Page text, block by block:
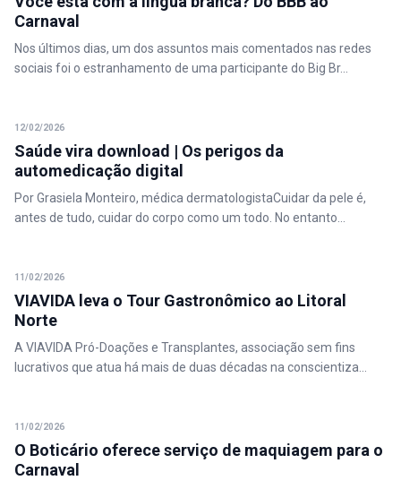
Carnaval
Nos últimos dias, um dos assuntos mais comentados nas redes
sociais foi o estranhamento de uma participante do Big Br...
12/02/2026
Saúde vira download | Os perigos da
automedicação digital
Por Grasiela Monteiro, médica dermatologistaCuidar da pele é,
antes de tudo, cuidar do corpo como um todo. No entanto...
11/02/2026
VIAVIDA leva o Tour Gastronômico ao Litoral
Norte
A VIAVIDA Pró-Doações e Transplantes, associação sem fins
lucrativos que atua há mais de duas décadas na conscientiza...
11/02/2026
O Boticário oferece serviço de maquiagem para o
Carnaval